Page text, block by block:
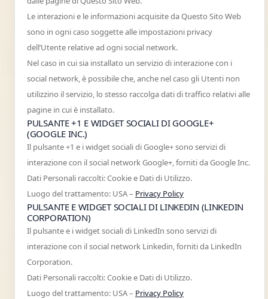
Le interazioni e le informazioni acquisite da Questo Sito Web
sono in ogni caso soggette alle impostazioni privacy
dell’Utente relative ad ogni social network.
Nel caso in cui sia installato un servizio di interazione con i
social network, è possibile che, anche nel caso gli Utenti non
utilizzino il servizio, lo stesso raccolga dati di traffico relativi alle
pagine in cui è installato.
PULSANTE +1 E WIDGET SOCIALI DI GOOGLE+
(GOOGLE INC.)
Il pulsante +1 e i widget sociali di Google+ sono servizi di
interazione con il social network Google+, forniti da Google Inc.
Dati Personali raccolti: Cookie e Dati di Utilizzo.
Luogo del trattamento: USA – Privacy Policy
PULSANTE E WIDGET SOCIALI DI LINKEDIN (LINKEDIN
CORPORATION)
Il pulsante e i widget sociali di LinkedIn sono servizi di
interazione con il social network Linkedin, forniti da LinkedIn
Corporation.
Dati Personali raccolti: Cookie e Dati di Utilizzo.
Luogo del trattamento: USA – Privacy Policy